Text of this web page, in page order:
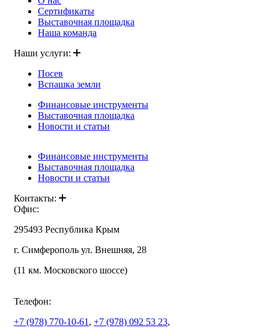
Сертификаты
Выставочная площадка
Наша команда
Наши услуги:
Посев
Вспашка земли
Финансовые инструменты
Выставочная площадка
Новости и статьи
Финансовые инструменты
Выставочная площадка
Новости и статьи
Контакты:
Офис:
295493 Республика Крым
г. Симферополь ул. Внешняя, 28
(11 км. Московского шоссе)
Телефон:
+7 (978) 770-10-61 , +7 (978) 092 53 23,